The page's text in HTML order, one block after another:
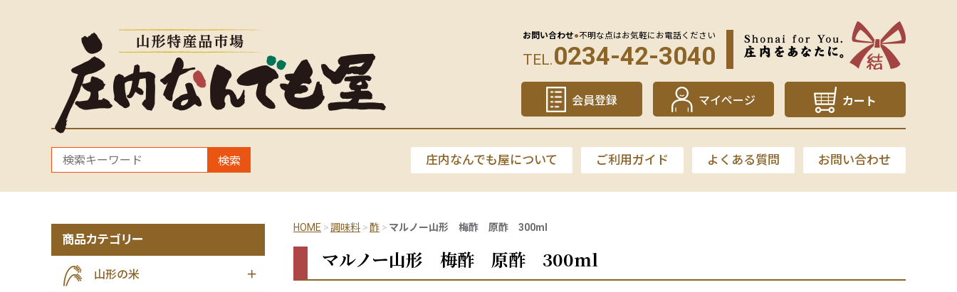
お問い合わせ●不明な点はお気軽にお電話ください
TEL.0234-42-3040
会員登録 マイページ カート
検索 庄内なんでも屋について ご利用ガイド よくある質問 お問い合わせ
HOME 調味料 酢 マルノー山形 梅酢 原酢 300ml
マルノー山形 梅酢 原酢 300ml
商品カテゴリー
山形の米